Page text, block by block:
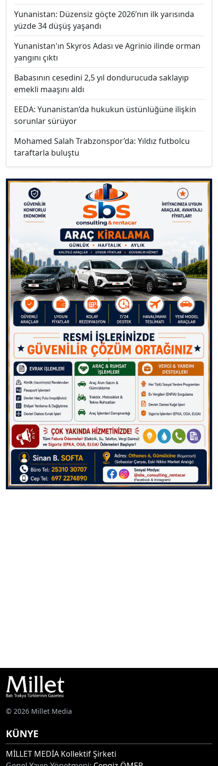
Yunanistan: Düzensiz göçte 2026’nın ilk yarısında
yüzde 34 düşüş yaşandı
Yunanistan'ın Skyros Adası ve Agrinio ilinde orman
yangını çıktı
Babasının cesedini 2,5 yıl dondurucuda saklayıp
emekli maaşını aldı
EEDA: Yunanistan’da hukukun üstünlüğüne ilişkin
sorunlar sürüyor
Mohamed Salah Trabzonspor’da: Yıldız futbolcu
taraftarla buluştu
© 2026 Millet Media
KÜNYE
MİLLET MEDİA Kollektif Şirketi